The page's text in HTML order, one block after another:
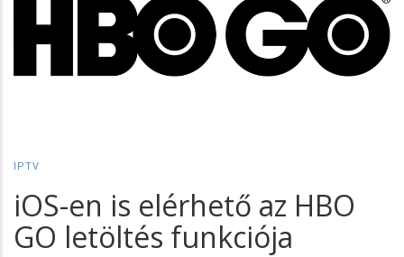
IPTV
iOS-en is elérhető az HBO
GO letöltés funkciója